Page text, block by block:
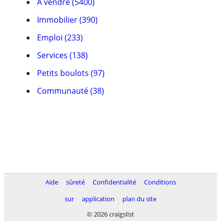
Immobilier (390)
Emploi (233)
Services (138)
Petits boulots (97)
Communauté (38)
Aide sûreté Confidentialité
Conditions
sur
application
plan du site
© 2026 craigslist